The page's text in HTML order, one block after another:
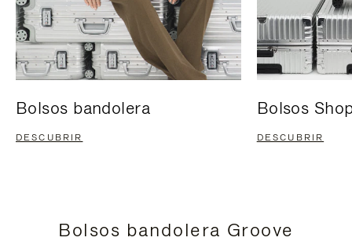
Bolsos bandolera
DESCUBRIR
Bolsos
DESCUBRIR
Bolsos bandolera Groove